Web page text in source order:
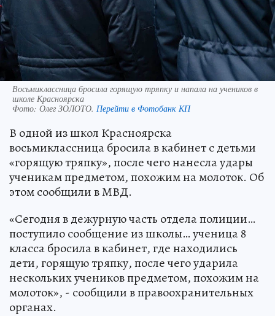
Восьмиклассница бросила горящую тряпку и напала на учеников в
школе Красноярска
Фото: Олег ЗОЛОТО. Перейти в Фотобанк КП
В одной из школ Красноярска
восьмиклассница бросила в кабинет с детьми
«горящую тряпку», после чего нанесла удары
ученикам предметом, похожим на молоток. Об
этом сообщили в МВД.
«Сегодня в дежурную часть отдела полиции…
поступило сообщение из школы… ученица 8
класса бросила в кабинет, где находились
дети, горящую тряпку, после чего ударила
нескольких учеников предметом, похожим на
молоток», - сообщили в правоохранительных
органах.